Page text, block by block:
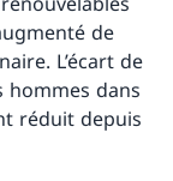
de
L’écart de
hommes dans
réduit depuis